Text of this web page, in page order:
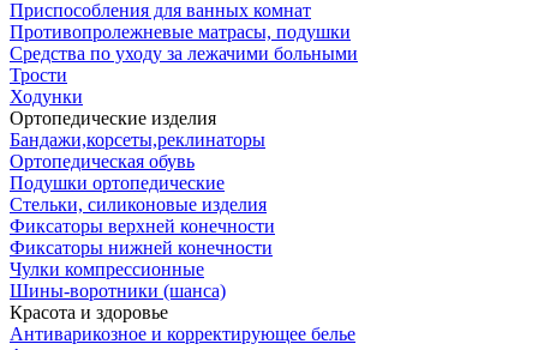
Приспособления для ванных комнат
Противопролежневые матрасы, подушки
Средства по уходу за лежачими больными
Трости
Ходунки
Ортопедические изделия
Бандажи,корсеты,реклинаторы
Ортопедическая обувь
Подушки ортопедические
Стельки, силиконовые изделия
Фиксаторы верхней конечности
Фиксаторы нижней конечности
Чулки компрессионные
Шины-воротники (шанса)
Красота и здоровье
Антиварикозное и корректирующее белье